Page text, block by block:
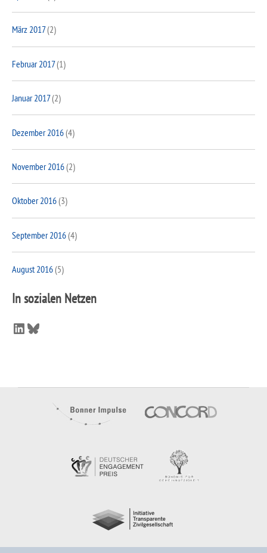
März 2017(2)
Februar 2017(1)
Januar 2017(2)
Dezember 2016(4)
November 2016(2)
Oktober 2016(3)
September 2016(4)
August 2016(5)
In sozialen Netzen
LinkedIn
Bluesky